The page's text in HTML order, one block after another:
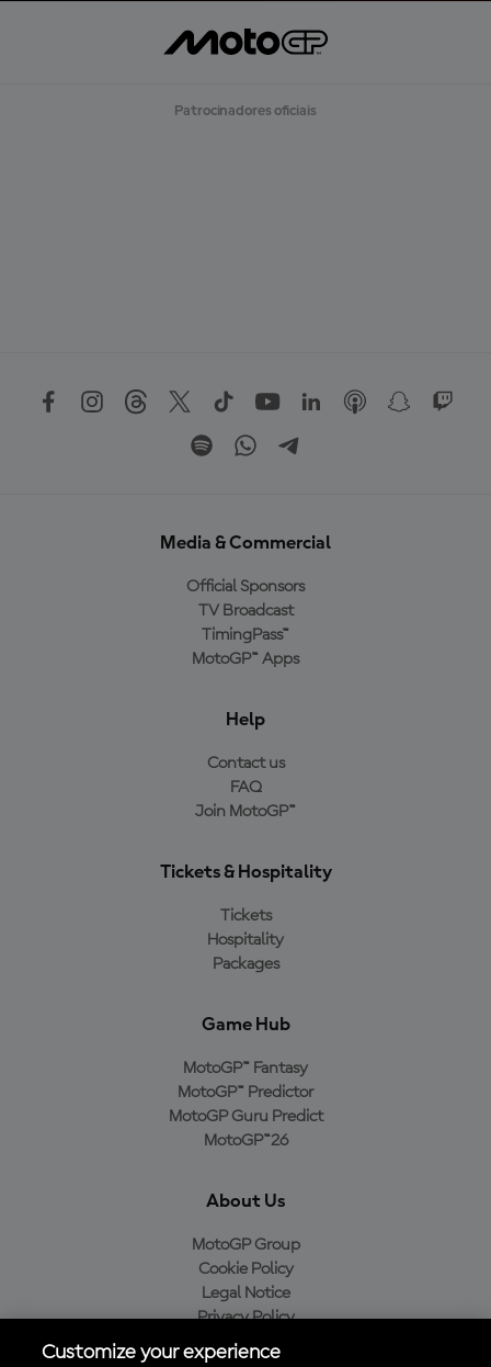
Patrocinadores oficiais
Media & Commercial
Official Sponsors
TV Broadcast
TimingPass™
MotoGP™ Apps
Help
Contact us
FAQ
Join MotoGP™
Tickets & Hospitality
Tickets
Hospitality
Packages
Game Hub
MotoGP™ Fantasy
MotoGP™ Predictor
MotoGP Guru Predict
MotoGP™26
About Us
MotoGP Group
Cookie Policy
Legal Notice
Privacy Policy
Purchase Policy
Customize your experience